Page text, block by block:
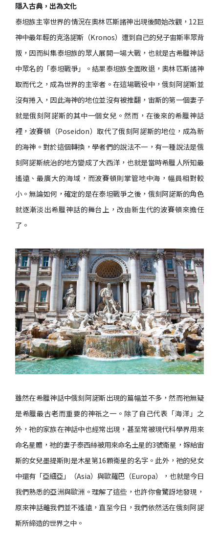
隱入古典，出為文化
泰坦族主宰世界的情況在奧林匹斯諸神出現後開始改觀，12巨
神中最年輕的克洛諾斯（Kronos）遭到自己的兒子宙斯率眾背
叛，因而糾集泰坦族的眾人展開一場大戰，也就是古希臘神話
中眾名的「泰坦戰爭」。結果泰坦族全面敗退，奧林匹斯諸神
取而代之，成為世界的主宰者。在這場戰役中，俄刻阿諾斯並
沒有捲入，因此海神的地位並沒有被推翻，宙斯的第一個妻子
就是俄刻阿諾斯的其中一個女兒。然而，在後來的希臘神話
裡，波賽頓（Poseidon）取代了俄刻阿諾斯的地位，成為新
的海神。對於這個轉換，學者們的說法不一，有一種說法是俄
刻阿諾斯統治的地方變成了大西洋，也就是當時希臘人所知最
遙遠、最廣大的海域，而波賽頓則掌管地中海，幅員相對較
小。無論如何，確定的是在泰坦戰爭之後，俄刻阿諾斯的角色
就逐漸淡出希臘神話的舞台上，改由新生代的波賽頓來擔任
了。
雖然在希臘神話中俄刻阿諾斯出現的篇幅並不多，然而祂無疑
是希臘最古老而重要的神祇之一。除了自己代表「海洋」之
外，祂的家族在神話中也經常出現，甚至常被現代科學界用來
命名星體，祂的妻子泰西絲被用來命名土星的3號衛星，嫁給宙
斯的女兒墨提斯則是木星第16顆衛星的名字。此外，祂的兒女
中還有「亞細亞」（Asia）與歐羅巴（Europa），也就是今日
我們熟悉的亞洲與歐洲。理解了這些，也許你會驚訝地發現，
原來神話離我們並不遙遠，直至今日，我們依然活在俄刻阿諾
斯所締造的世界之中。